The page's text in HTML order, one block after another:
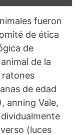
fueron
de ética
de
de la
ratones
de edad
anning Vale,
(luces